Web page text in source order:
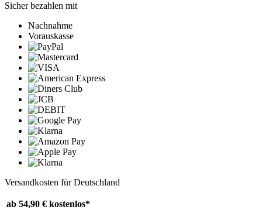
Sicher bezahlen mit
Nachnahme
Vorauskasse
Versandkosten für Deutschland
ab 54,90 € kostenlos*